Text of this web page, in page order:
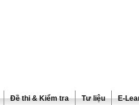
Đề thi & Kiểm tra Tư liệu E-